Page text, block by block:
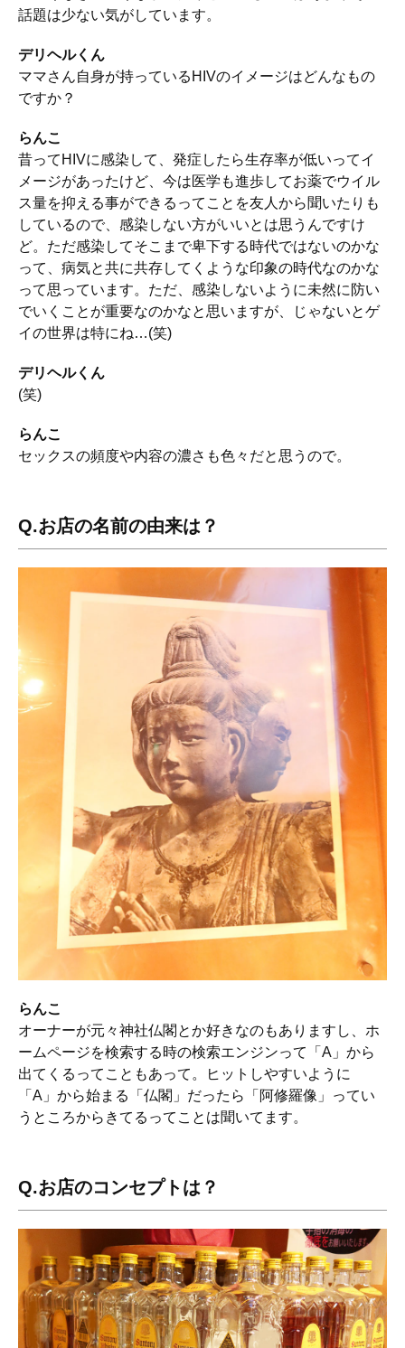
話題は少ない気がしています。
デリヘルくん
ママさん自身が持っているHIVのイメージはどんなもの
ですか？
らんこ
昔ってHIVに感染して、発症したら生存率が低いってイ
メージがあったけど、今は医学も進歩してお薬でウイル
ス量を抑える事ができるってことを友人から聞いたりも
しているので、感染しない方がいいとは思うんですけ
ど。ただ感染してそこまで卑下する時代ではないのかな
って、病気と共に共存してくような印象の時代なのかな
って思っています。ただ、感染しないように未然に防い
でいくことが重要なのかなと思いますが、じゃないとゲ
イの世界は特にね…(笑)
デリヘルくん
(笑)
らんこ
セックスの頻度や内容の濃さも色々だと思うので。
Q.お店の名前の由来は？
らんこ
オーナーが元々神社仏閣とか好きなのもありますし、ホ
ームページを検索する時の検索エンジンって「A」から
出てくるってこともあって。ヒットしやすいように
「A」から始まる「仏閣」だったら「阿修羅像」ってい
うところからきてるってことは聞いてます。
Q.お店のコンセプトは？